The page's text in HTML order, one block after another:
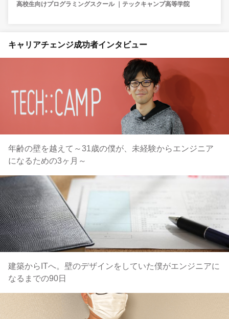
高校生向けプログラミングスクール ｜テックキャンプ高等学院
キャリアチェンジ成功者インタビュー
年齢の壁を越えて～31歳の僕が、未経験からエンジニア
になるための3ヶ月～
建築からITへ。壁のデザインをしていた僕がエンジニアに
なるまでの90日